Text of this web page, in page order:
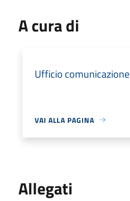
A cura di
Ufficio comunicazione
VAI ALLA PAGINA
Allegati